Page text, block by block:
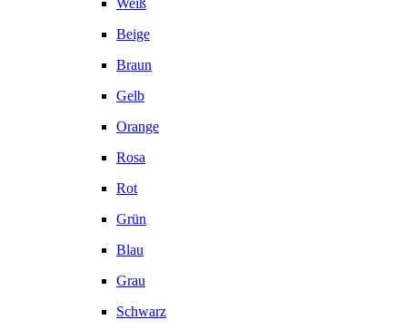
Weiß
Beige
Braun
Gelb
Orange
Rosa
Rot
Grün
Blau
Grau
Schwarz